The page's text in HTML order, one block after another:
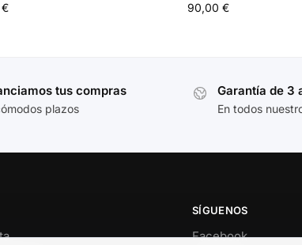
€ 90,00€
tus compras
plazos
Garantía de 3
En todos
SÍGUENOS
Facebook